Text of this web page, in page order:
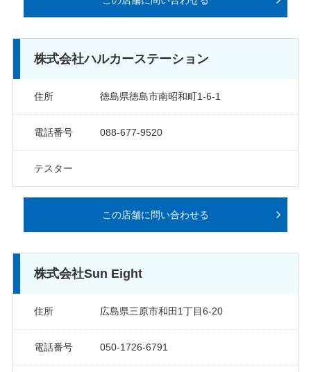
株式会社ハルカーステーション
住所 徳島県徳島市南昭和町1-6-1
電話番号 088-677-9520
テスター
この店舗に問い合わせる
株式会社Sun Eight
住所 広島県三原市和田1丁目6-20
電話番号 050-1726-6791